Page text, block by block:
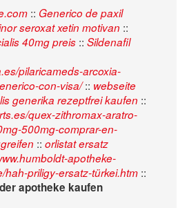
:: Generico de paxil
seroxat xetin motivan ::
40mg preis :: Sildenafil
pilaricameds-arcoxia-
con-visa/:: webseite
generika rezeptfrei kaufen ::
quex-zithromax-aratro-
500mg-comprar-en-
:: orlistat ersatz
apotheke-
priligy-ersatz-türkei.htm ::
apotheke kaufen